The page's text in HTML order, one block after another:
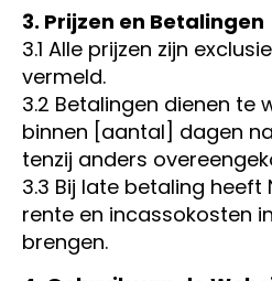
3. Prijzen en Betalingen
3.1 Alle prijzen zijn
vermeld.
3.2 Betalingen dienen te
binnen [aantal] dagen
tenzij anders
3.3 Bij late betaling heeft
rente en incassokosten
brengen.